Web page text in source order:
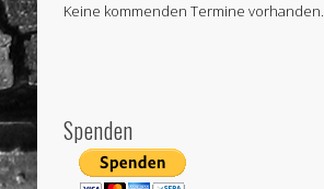
Keine kommenden Termine vorhanden.
Spenden